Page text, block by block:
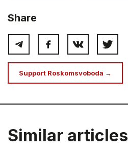
Share
Support Roskomsvoboda →
Similar articles